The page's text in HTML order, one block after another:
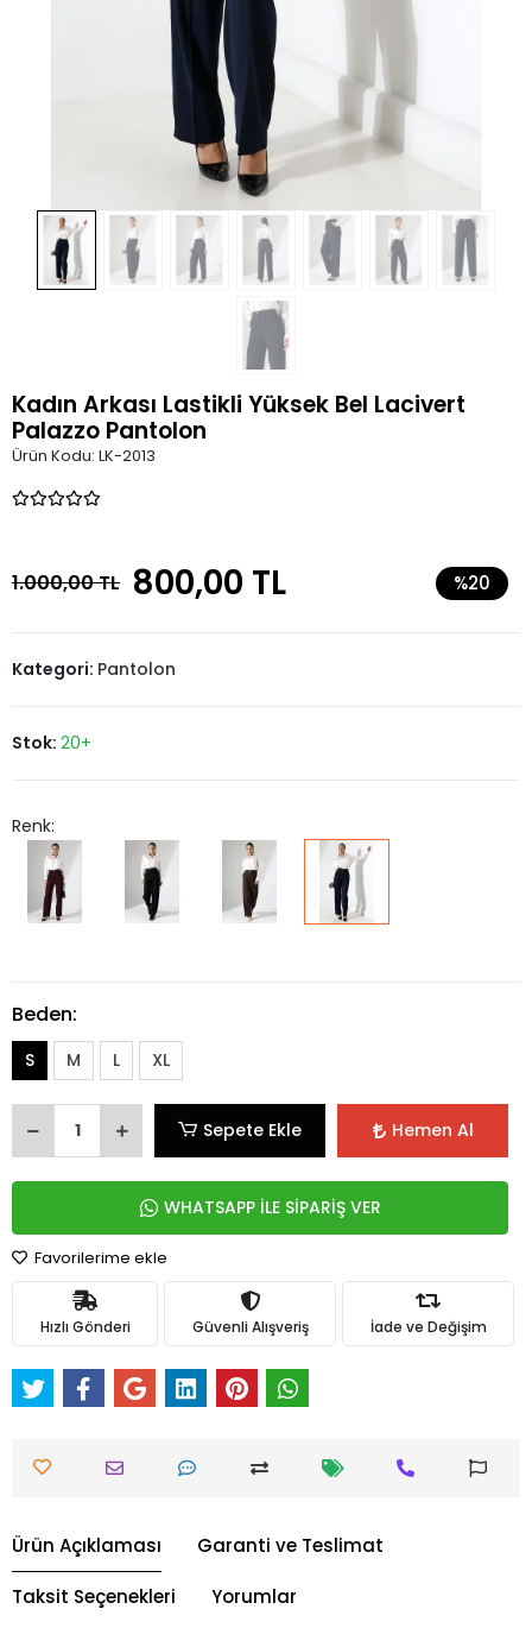
Kadın Arkası Lastikli Yüksek Bel Lacivert
Palazzo Pantolon
Ürün Kodu: LK-2013
1.000,00 TL 800,00 TL %20
Kategori: Pantolon
Stok: 20+
Renk:
Beden:
S M L XL
Sepete Ekle Hemen Al
WHATSAPP İLE SİPARİŞ VER
Favorilerime ekle
Hızlı Gönderi Güvenli Alışveriş İade ve Değişim
Ürün Açıklaması Garanti ve Teslimat
Taksit Seçenekleri Yorumlar